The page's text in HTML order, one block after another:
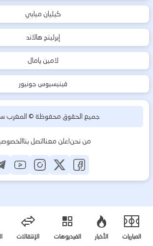
كيليان مبابي
إيرلينج هالاند
لامين يامال
فينيسيوس جونيور
جميع الحقوق محفوظة ©المغرب
من نحناعلن معنااتصل بنا
المباريات الأخبار الفيديوهات الإنتقالات